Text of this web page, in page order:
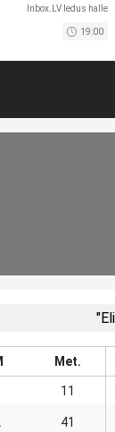
Inbox.LV ledus halle
19:00
Met.
11
41